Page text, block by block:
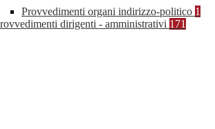
Provvedimenti organi indirizzo-politico 1
dirigenti - amministrativi 171